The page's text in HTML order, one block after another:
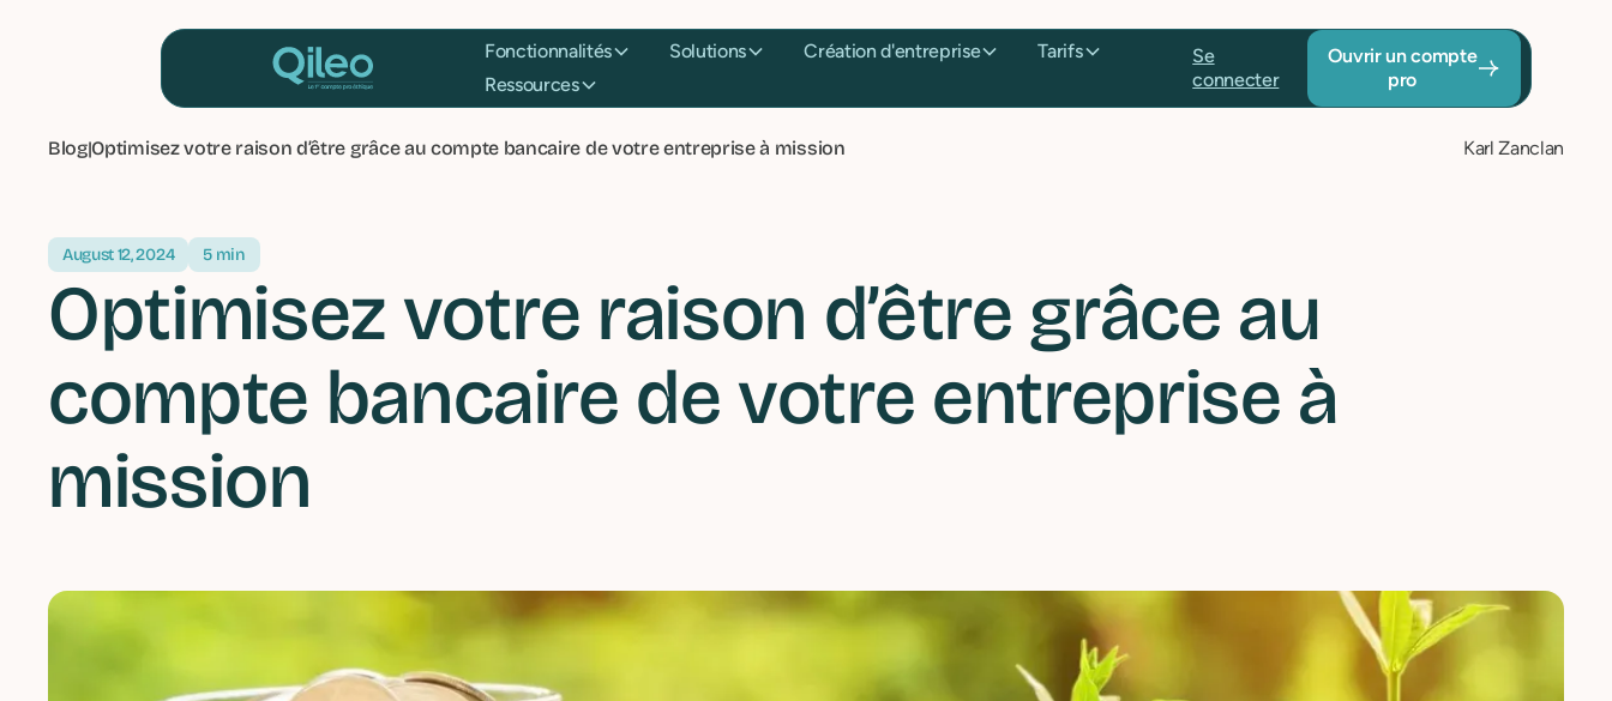
Fonctionnalités Solutions Création d'entreprise
Tarifs
Ressources
Se
connecter
Ouvrir un
compte pro
Blog|Optimisez votre raison d’être grâce au compte bancaire de votre entreprise à mission Karl Zanclan
August 12, 2024 5 min
Optimisez votre raison d’être grâce au
compte bancaire de votre entreprise à
mission